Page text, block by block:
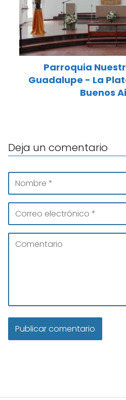
Parroquia
Guadalupe - La
Buenos
Deja un comentario